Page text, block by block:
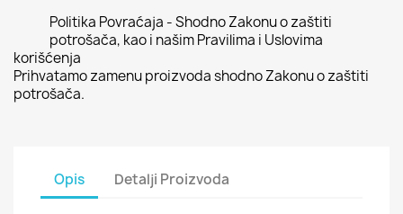
Politika Povraćaja - Shodno Zakonu o zaštiti
potrošača, kao i našim Pravilima i Uslovima
korišćenja
Prihvatamo zamenu proizvoda shodno Zakonu o zaštiti
potrošača.
Opis Detalji Proizvoda